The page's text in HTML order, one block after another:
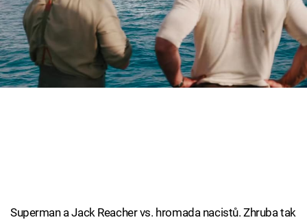
Cool Esport
Pořady
TV Program
Sledujte nás
Superman a Jack Reacher vs. hromada nacistů. Zhruba tak